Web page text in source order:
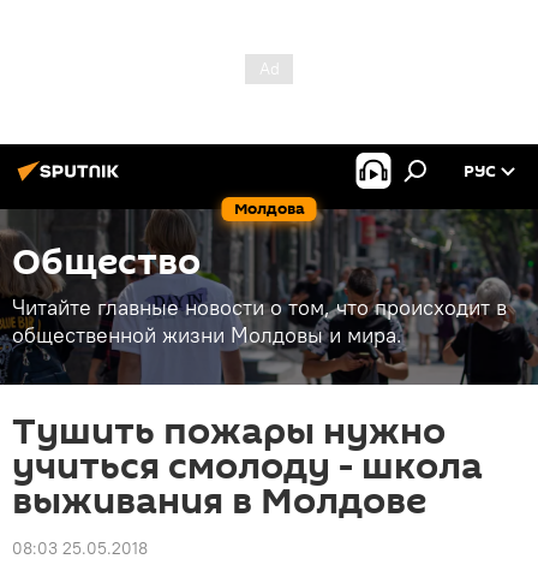
Молдова
РУС
Общество
Читайте главные новости о том, что происходит в
общественной жизни Молдовы и мира.
Тушить пожары нужно
учиться смолоду - школа
выживания в Молдове
08:03 25.05.2018